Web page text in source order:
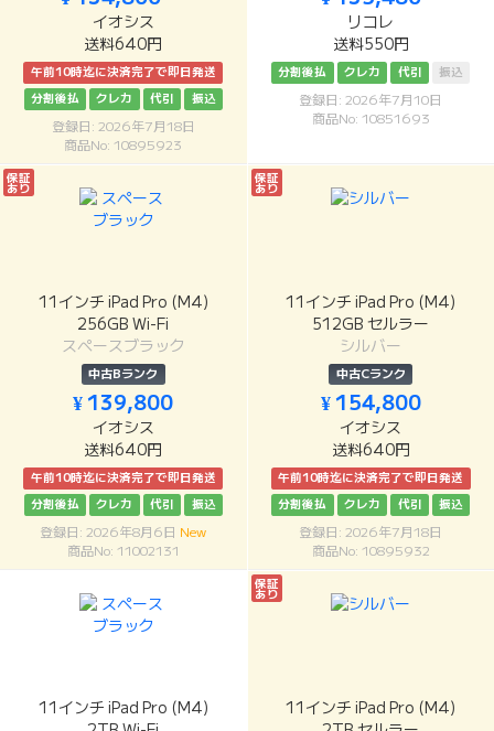
イオシス
送料640円
午前10時迄に決済完了で即日発送
分割後払
クレカ 代引 振込
登録日: 2026年7月18日
商品No: 10895923
リコレ
送料550円
分割後払 クレカ 代引 振込
登録日: 2026年7月10日
商品No: 10851693
保証
あり
11インチ iPad Pro (M4)
256GB Wi-Fi
スペースブラック
中古Bランク
¥ 139,800
イオシス
送料640円
午前10時迄に決済完了で即日発送
分割後払
クレカ 代引 振込
登録日: 2026年8月6日 New
商品No: 11002131
保証
あり
11インチ iPad Pro (M4)
512GB セルラー
シルバー
中古Cランク
¥ 154,800
イオシス
送料640円
午前10時迄に決済完了で即日発送
分割後払
クレカ 代引 振込
登録日: 2026年7月18日
商品No: 10895932
11インチ iPad Pro (M4)
保証
あり
11インチ iPad Pro (M4)